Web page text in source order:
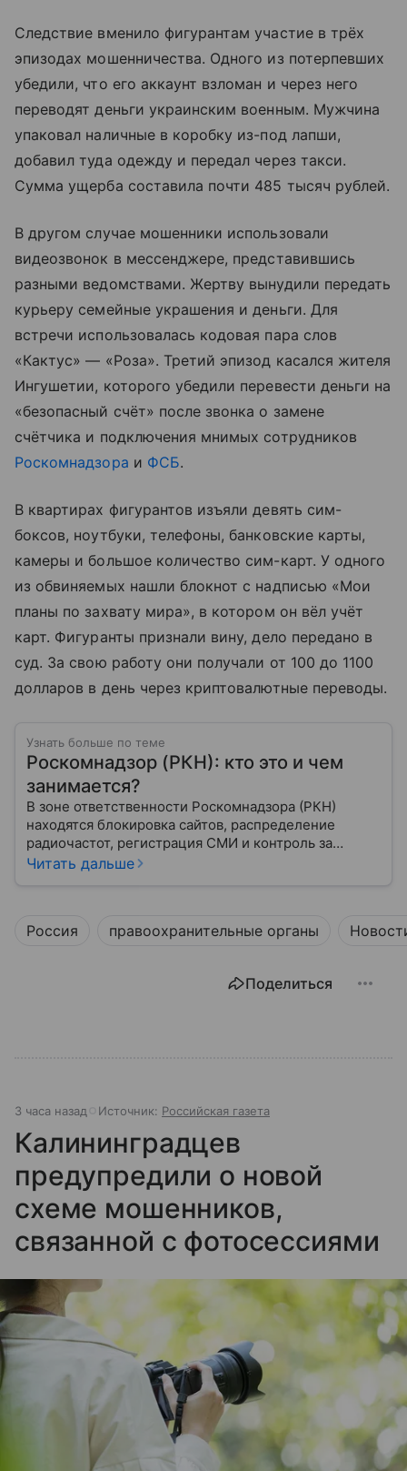
Следствие вменило фигурантам участие в трёх
эпизодах мошенничества. Одного из потерпевших
убедили, что его аккаунт взломан и через него
переводят деньги украинским военным. Мужчина
упаковал наличные в коробку из-под лапши,
добавил туда одежду и передал через такси.
Сумма ущерба составила почти 485 тысяч рублей.
В другом случае мошенники использовали
видеозвонок в мессенджере, представившись
разными ведомствами. Жертву вынудили передать
курьеру семейные украшения и деньги. Для
встречи использовалась кодовая пара слов
«Кактус» — «Роза». Третий эпизод касался жителя
Ингушетии, которого убедили перевести деньги на
«безопасный счёт» после звонка о замене
счётчика и подключения мнимых сотрудников
Роскомнадзора и ФСБ.
В квартирах фигурантов изъяли девять сим-
боксов, ноутбуки, телефоны, банковские карты,
камеры и большое количество сим-карт. У одного
из обвиняемых нашли блокнот с надписью «Мои
планы по захвату мира», в котором он вёл учёт
карт. Фигуранты признали вину, дело передано в
суд. За свою работу они получали от 100 до 1100
долларов в день через криптовалютные переводы.
Узнать больше по теме
Роскомнадзор (РКН): кто это и чем
занимается?
В зоне ответственности Роскомнадзора (РКН)
находятся блокировка сайтов, распределение
радиочастот, регистрация СМИ и контроль за
защитой персональных данных. Это главный
пользователя интернета и телефона.
Читать дальше
Россия правоохранительные органы
Поделиться
3 часа назад Источник: Российская газета
Калининградцев
предупредили о новой
схеме мошенников,
связанной с фотосессиями